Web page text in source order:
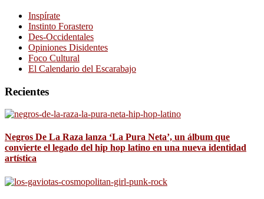
Inspírate
Instinto Forastero
Des-Occidentales
Opiniones Disidentes
Foco Cultural
El Calendario del Escarabajo
Recientes
Negros De La Raza lanza ‘La Pura Neta’, un álbum que
convierte el legado del hip hop latino en una nueva identidad
artística